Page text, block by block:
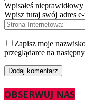
Wpisałeś
Wpisz tutaj swój adres
Zapisz moje
przeglądarce na
OBSERWUJ NAS